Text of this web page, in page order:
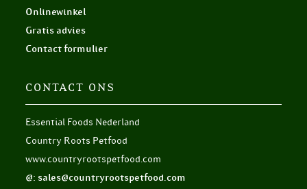
Onlinewinkel
Gratis advies
Contact formulier
CONTACT ONS
Essential Foods Nederland
Country Roots Petfood
www.countryrootspetfood.com
@: sales@countryrootspetfood.com